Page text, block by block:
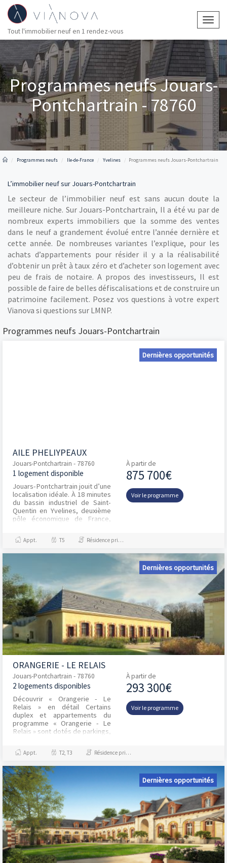
Tout l'immobilier neuf en 1 rendez-vous
Programmes neufs Jouars-
Pontchartrain - 78760
Programmes neufs Ile-de-France Yvelines Programmes neufs Jouars-Pontchartrain
L’immobilier neuf sur Jouars-Pontchartrain
Le secteur de l’immobilier neuf est sans aucun doute la
meilleure niche. Sur Jouars-Pontchartrain, Il a été vu par de
nombreux experts immobiliers que la somme des ventes
dans le neuf a grandement évolué entre l’année dernière et
cette année. De nombreuses variantes l’explique, pour les
achats d’appartements pour résider il y a la réalisabilité
d’obtenir un prêt à taux zéro et d’acheter son logement avec
peu de frais de notaire. A propos des investisseurs, Il est
possible de faire de belles défiscalisations et de construire un
patrimoine facilement. Posez vos questions à votre expert
Vianova si questions sur LMNP.
Programmes neufs Jouars-Pontchartrain
Dernières opportunités
AILE PHELIYPEAUX
Jouars-Pontchartrain - 78760
1 logement disponible
Jouars-Pontchartrain jouit d’une
localisation idéale. À 18 minutes
du bassin industriel de Saint-
Quentin en Yvelines, deuxième
pôle économique de France,
est t...
À partir de
875 700€
Voir le programme
Appt. T5 Résidence principale / PTZ
Dernières opportunités
ORANGERIE - LE RELAIS
Jouars-Pontchartrain - 78760
2 logements disponibles
Découvrir « Orangerie - Le
Relais » en détail Certains
duplex et appartements du
programme « Orangerie - Le
Relais » sont dotés de parkings,
compte trois T3...
À partir de
293 300€
Voir le programme
Appt. T2, T3 Résidence principale / PTZ
Dernières opportunités